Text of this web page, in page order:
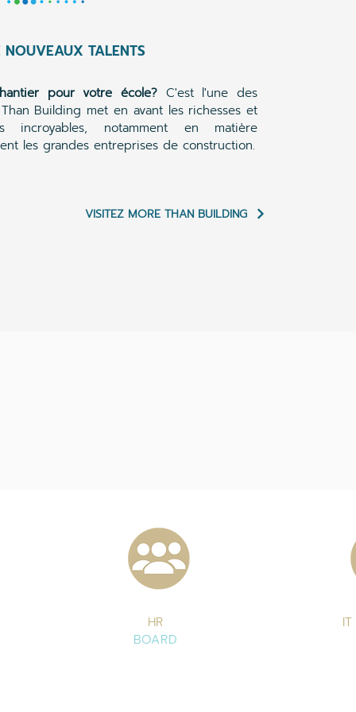
TALENTS
pour votre école? C'est l'une des
Building met en avant les richesses et
incroyables, notamment en matière
les grandes entreprises de construction.
VISITEZ MORE THAN BUILDING
HR
BOARD